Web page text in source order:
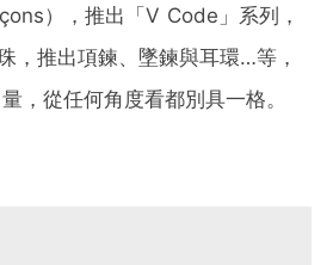
），推出「V Code」系列，
，推出項鍊、墜鍊與耳環…等，
，從任何角度看都別具一格。